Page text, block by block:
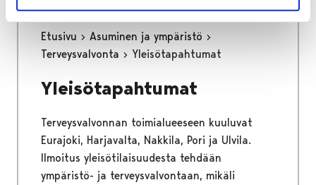
Etusivu
Asuminen ja ympäristö
Terveysvalvonta
Yleisötapahtumat
Yleisötapahtumat
Terveysvalvonnan toimialueeseen kuuluvat
Eurajoki, Harjavalta, Nakkila, Pori ja Ulvila.
Ilmoitus yleisötilaisuudesta tehdään
ympäristö- ja terveysvalvontaan, mikäli